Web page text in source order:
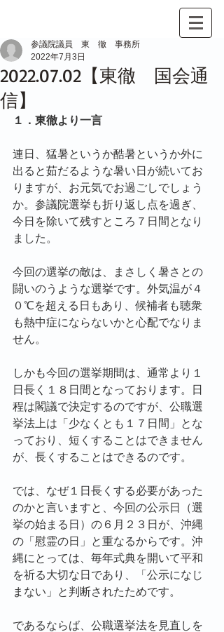
2022.07.02【東徹 国会通
信】
参議院議員 東 徹 事務所
2022年7月3日
１．東徹より一言
連日、猛暑というか酷暑というか外に
出ると茹だるような暑い日が続いてお
りますが、お元気でお過ごしでしょう
か。参議院選挙も折り返し点を過ぎ、
今日を除いて残すところ７日間となり
ました。
今回の選挙の敵は、まさしく暑さとの
闘いのうような選挙です。外気温が４
０℃を超える日もあり、候補者も聴衆
も熱中症にならないかと心配でなりま
せん。
しかも今回の選挙期間は、通常より１
日長く１８日間となっております。日
程は閣議で決定するのですが、公職選
挙法上は「少なくとも１７日間」とな
っており、短くすることはできません
が、長くすることはできるのです。
では、なぜ１日長くする必要があった
のかと言いますと、今回の公示日（選
挙の始まる日）の６月２３日が、沖縄
の「慰霊の日」と重なるからです。沖
縄にとっては、毎年式典を開いて平和
を祈る大切な日であり、「公示になじ
まない」と判断されたためです。
であるならば、公職選挙法を見直しを